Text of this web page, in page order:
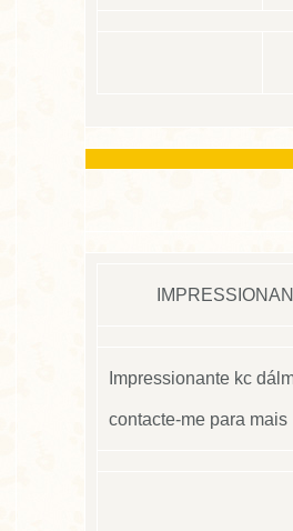
Impressionante kc
contacte-me para mais